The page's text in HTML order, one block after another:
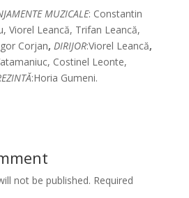
MUZICALE: Constantin
Viorel Leancă, Trifan Leancă,
Corjan, DIRIJOR:Viorel Leancă,
Costinel Leonte,
:Horia Gumeni.
not be published. Required